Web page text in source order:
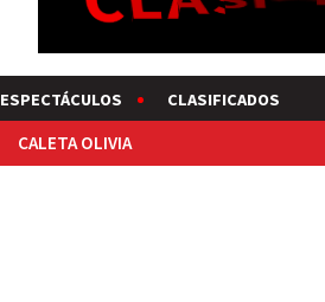
ESPECTÁCULOS CLASIFICADOS
CALETA OLIVIA